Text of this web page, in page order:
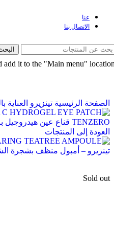
عنا
الاتصال بنا
add it to the "Main menu"
الصفحة الرئيسية تينزيرو العناية
TENZERO قناع عين هيدروجيل باليوسفي الأخضر وفيتامين C
العودة إلى المنتجات
تينزيرو – أمبول منظف بشجرة
Sold out